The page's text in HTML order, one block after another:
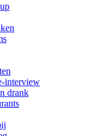
interview
drank